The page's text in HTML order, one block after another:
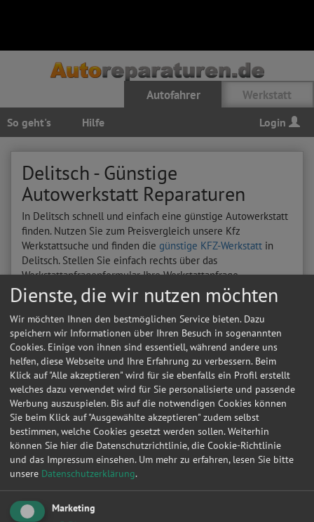
Autofahrer Werkstatt
So geht's Hilfe Login
Delitsch - Günstige
Autowerkstatt Reparaturen
In Delitsch schnell und einfach eine günstige Autowerkstatt
finden. Nutzen Sie zum Preisvergleich unsere Kfz
Werkstattsuche und finden die günstige KFZ-Werkstatt in
Delitsch. Stellen Sie einfach rechts über das
Werkstattanfragenformular Ihre Werkstattanfrage
Hier sehen Sie letzten Autoreparatur-
Anfragen in Delitsch
Werkstattleistungen
|Zahnriemen / Steuerkette|Bremsen|Kupplung |Inspektion|
Zylinderkopfdichtung|Fahrwerk & Stoßdämpfer|Radlager|Ölwechsel|
Auspuff
Anhängerkupplung
Werkstattanfragen für
|
Vw | Opel | Audi|Ford Renault Bmw Mercedes-benz Peugeot
Werkstattanfragen in
Berlin | Hamburg München | Düsseldorf Dortmund Essen| Leipzig
|
Frankfurt am Main|Stuttgart|
Datum Autohersteller
09.01.2013 12:34:40
Dienste, die wir nutzen möchten
Wir möchten Ihnen den bestmöglichen Service bieten. Dazu
speichern wir Informationen über Ihren Besuch in sogenannten
Cookies. Einige von ihnen sind essentiell, während andere uns
helfen, diese Webseite und Ihre Erfahrung zu verbessern. Beim
Klick auf "Alle akzeptieren" wird für sie ebenfalls ein Profil erstellt
welches dazu verwendet wird für Sie personalisierte und passende
Werbung auszuspielen. Bis auf die notwendigen Cookies können
Sie beim Klick auf "Ausgewählte akzeptieren" zudem selbst
bestimmen, welche Cookies gesetzt werden sollen. Weiterhin
können Sie hier die Datenschutzrichtlinie, die Cookie-Richtlinie
und das Impressum einsehen. Um mehr zu erfahren, lesen Sie bitte
unsere Datenschutzerklärung.
Marketing